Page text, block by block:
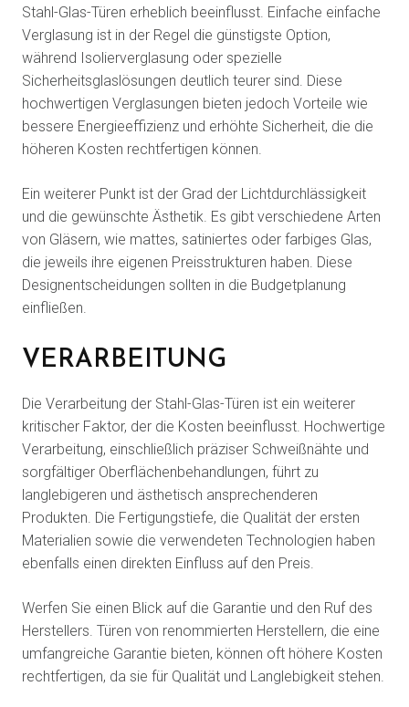
Stahl-Glas-Türen erheblich beeinflusst. Einfache einfache
Verglasung ist in der Regel die günstigste Option,
während Isolierverglasung oder spezielle
Sicherheitsglaslösungen deutlich teurer sind. Diese
hochwertigen Verglasungen bieten jedoch Vorteile wie
bessere Energieeffizienz und erhöhte Sicherheit, die die
höheren Kosten rechtfertigen können.
Ein weiterer Punkt ist der Grad der Lichtdurchlässigkeit
und die gewünschte Ästhetik. Es gibt verschiedene Arten
von Gläsern, wie mattes, satiniertes oder farbiges Glas,
die jeweils ihre eigenen Preisstrukturen haben. Diese
Designentscheidungen sollten in die Budgetplanung
einfließen.
VERARBEITUNG
Die Verarbeitung der Stahl-Glas-Türen ist ein weiterer
kritischer Faktor, der die Kosten beeinflusst. Hochwertige
Verarbeitung, einschließlich präziser Schweißnähte und
sorgfältiger Oberflächenbehandlungen, führt zu
langlebigeren und ästhetisch ansprechenderen
Produkten. Die Fertigungstiefe, die Qualität der ersten
Materialien sowie die verwendeten Technologien haben
ebenfalls einen direkten Einfluss auf den Preis.
Werfen Sie einen Blick auf die Garantie und den Ruf des
Herstellers. Türen von renommierten Herstellern, die eine
umfangreiche Garantie bieten, können oft höhere Kosten
rechtfertigen, da sie für Qualität und Langlebigkeit stehen.